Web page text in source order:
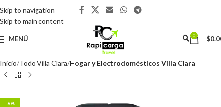
Skip to navigation
Skip to main content
MENÚ 0 $
Inicio Todo Villa Clara Hogar y Electrodomésticos Villa Clara
-6%